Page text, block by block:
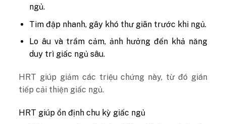
ngủ.
Tim đập nhanh, gây khó thư giãn trước khi ngủ.
Lo âu và trầm cảm, ảnh hưởng đến khả năng
duy trì giấc ngủ sâu.
HRT giúp giảm các triệu chứng này, từ đó gián
tiếp cải thiện giấc ngủ.
HRT giúp ổn định chu kỳ giấc ngủ